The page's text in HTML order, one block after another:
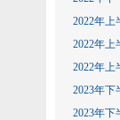
2022年
2022年
2022年上
2023年
2023年下